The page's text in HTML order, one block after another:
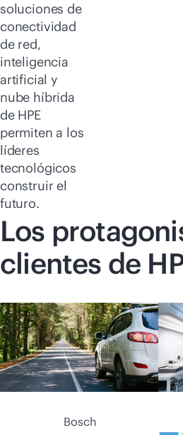
soluciones de
conectividad
de red,
inteligencia
artificial y
nube híbrida
de HPE
permiten a los
líderes
tecnológicos
construir el
futuro.
Los
clientes de
Bosch